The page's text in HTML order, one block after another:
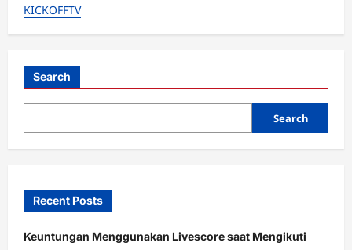
i
g
a
t
o
KICKOFFTV
Search
Search
Recent Posts
Keuntungan Menggunakan Livescore saat Mengikuti